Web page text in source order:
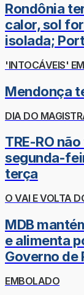
Rondônia
calor, sol
isolada;
'INTOCÁVEIS'
Mendonça
DIA DO
TRE-RO
segunda-
terça
O VAI E VOLTA
MDB
e alimenta
Governo de
EMBOLADO